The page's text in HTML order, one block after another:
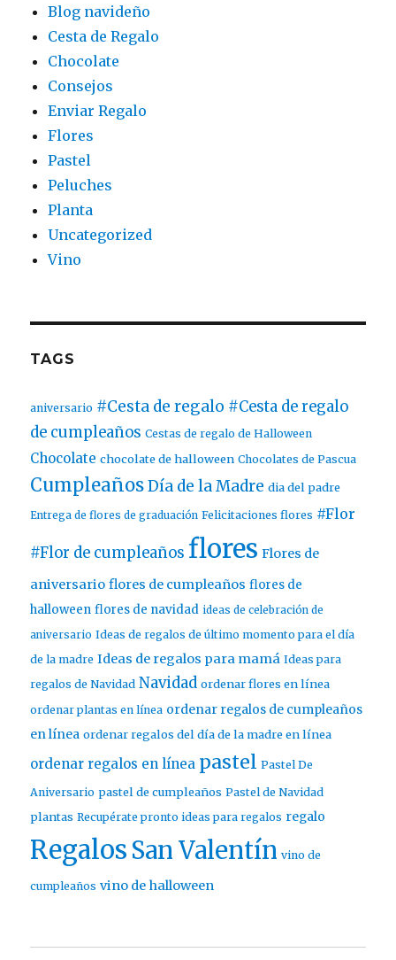
Blog navideño
Cesta de Regalo
Chocolate
Consejos
Enviar Regalo
Flores
Pastel
Peluches
Planta
Uncategorized
Vino
TAGS
aniversario #Cesta de regalo #Cesta de regalo
de cumpleaños Cestas de regalo de Halloween
Chocolate chocolate de halloween Chocolates de Pascua
Cumpleaños Día de la Madre dia del padre
Entrega de flores de graduación Felicitaciones flores #Flor
#Flor de cumpleaños flores Flores de
aniversario flores de cumpleaños flores de
halloween flores de navidad ideas de celebración de
aniversario Ideas de regalos de último momento para el día
de la madre Ideas de regalos para mamá Ideas para
regalos de Navidad Navidad ordenar flores en línea
ordenar plantas en línea ordenar regalos de cumpleaños
en línea ordenar regalos del día de la madre en línea
ordenar regalos en línea pastel Pastel De
Aniversario pastel de cumpleaños Pastel de Navidad
plantas Recupérate pronto ideas para regalos regalo
Regalos San Valentín vino de
cumpleaños vino de halloween